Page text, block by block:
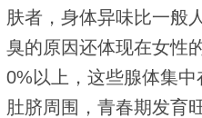
肤者，身体异味比一般
臭的原因还体现在女性
0%以上，这些腺体集
肚脐周围，青春期发育